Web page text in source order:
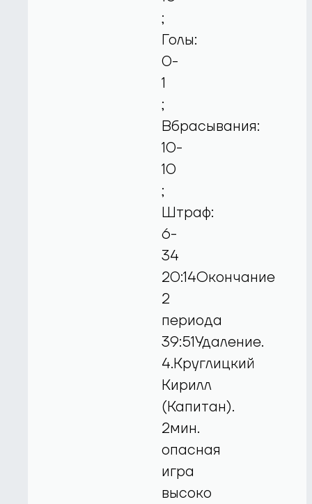
;
Голы:
0-
1
;
Вбрасывания:
10-
10
;
Штраф:
6-
34
20:14Окончание
2
периода
39:51Удаление.
4.Круглицкий
Кирилл
(Капитан).
2мин.
опасная
игра
высоко